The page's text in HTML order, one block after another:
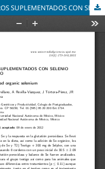
BALANCE DE SELENIO EN CORDEROS SUPLEMENTADOS CON SELENIO ORGÁNICO